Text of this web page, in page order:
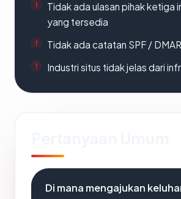
Tidak ada ulasan pihak ketiga
yang tersedia
Tidak ada catatan SPF /
Industri situs tidak jelas dari
Di mana mengajukan